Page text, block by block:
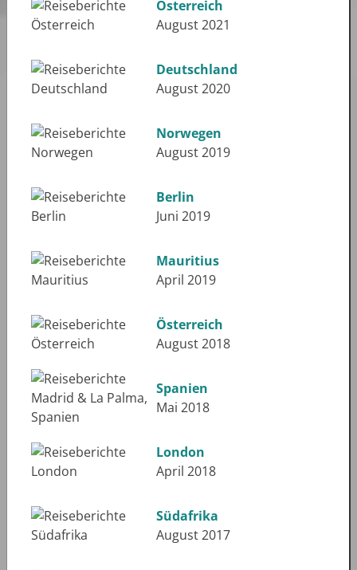
Österreich
August 2021
Deutschland
August 2020
Norwegen
August 2019
Berlin
Juni 2019
Mauritius
April 2019
Österreich
August 2018
Spanien
Mai 2018
London
April 2018
Südafrika
August 2017